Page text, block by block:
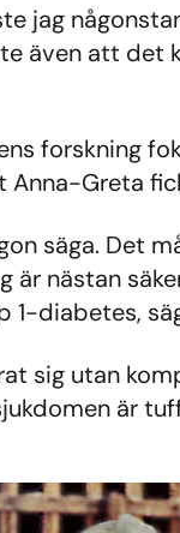
jag
även att
forskning
Greta
säga. Det
nästan
diabetes,
sig utan
är